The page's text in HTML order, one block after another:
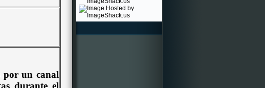
por un canal
durante el